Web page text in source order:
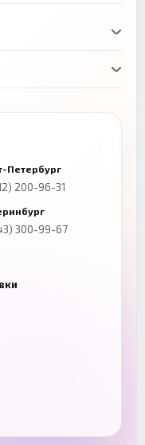
Петербург
200-96-31
300-99-67